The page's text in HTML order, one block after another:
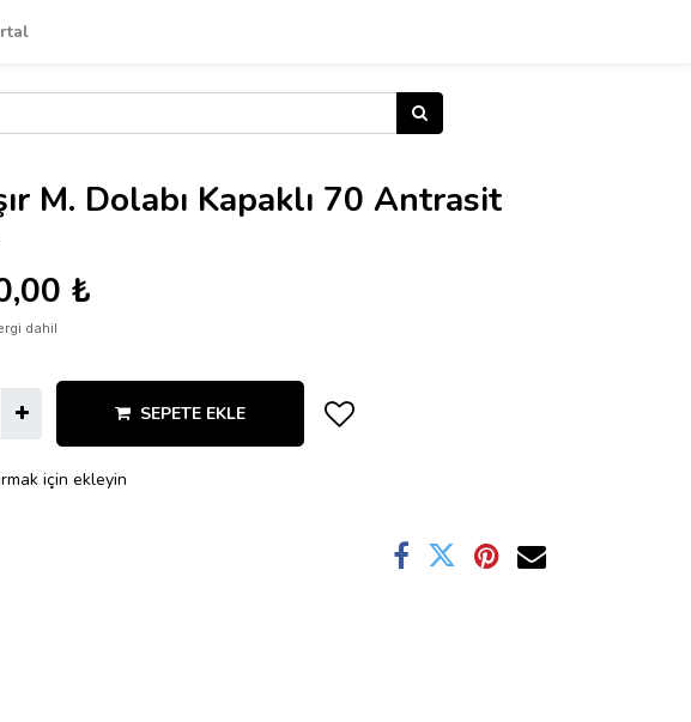
M. Dolabı Kapaklı 70 Antrasit
₺
dahil
SEPETE EKLE
için ekleyin